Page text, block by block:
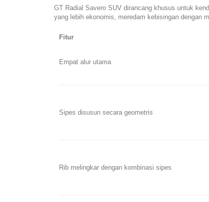
GT Radial Savero SUV dirancang khusus untuk
yang lebih ekonomis, meredam kebisingan dengan
Fitur
Empat alur utama
Sipes disusun secara geometris
Rib melingkar dengan kombinasi sipes